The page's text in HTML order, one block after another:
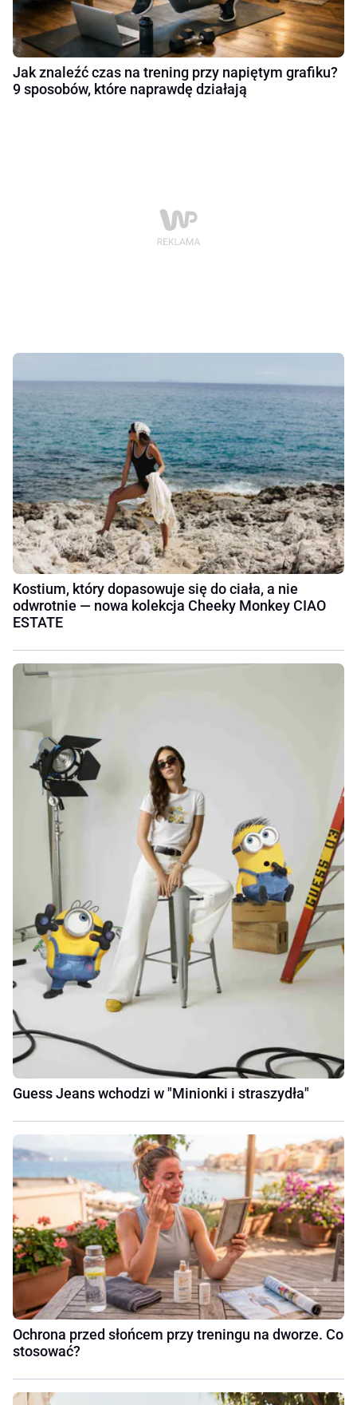
Jak znaleźć czas na trening przy napiętym grafiku?
9 sposobów, które naprawdę działają
Kostium, który dopasowuje się do ciała, a nie
odwrotnie — nowa kolekcja Cheeky Monkey CIAO
ESTATE
Guess Jeans wchodzi w "Minionki i straszydła"
Ochrona przed słońcem przy treningu na dworze. Co
stosować?